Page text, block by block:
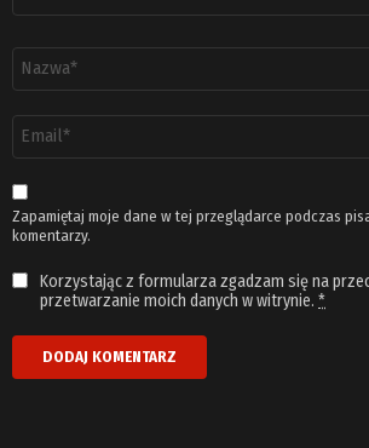
email
*
Zapamiętaj moje dane w tej przeglądarce podczas
komentarzy.
Korzystając z formularza zgadzam się na
przetwarzanie moich danych w witrynie. *